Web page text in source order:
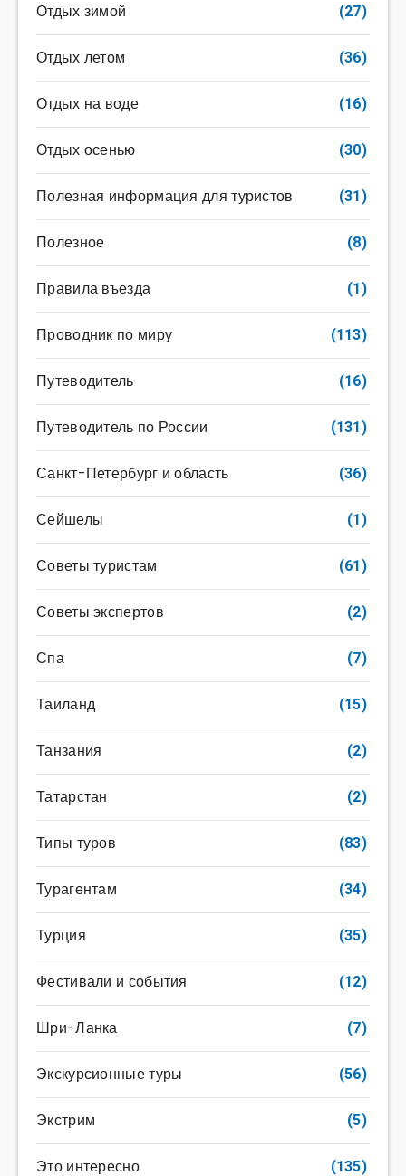
Отдых зимой (27)
Отдых летом (36)
Отдых на воде (16)
Отдых осенью (30)
Полезная информация для туристов (31)
Полезное (8)
Правила въезда (1)
Проводник по миру (113)
Путеводитель (16)
Путеводитель по России (131)
Санкт-Петербург и область (36)
Сейшелы (1)
Советы туристам (61)
Советы экспертов (2)
Спа (7)
Таиланд (15)
Танзания (2)
Татарстан (2)
Типы туров (83)
Турагентам (34)
Турция (35)
Фестивали и события (12)
Шри-Ланка (7)
Экскурсионные туры (56)
Экстрим (5)
Это интересно (135)